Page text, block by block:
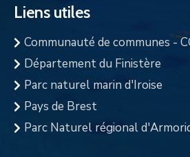
Liens utiles
Communauté de communes -
Département du Finistère
Parc naturel marin d'Iroise
Pays de Brest
Parc Naturel régional